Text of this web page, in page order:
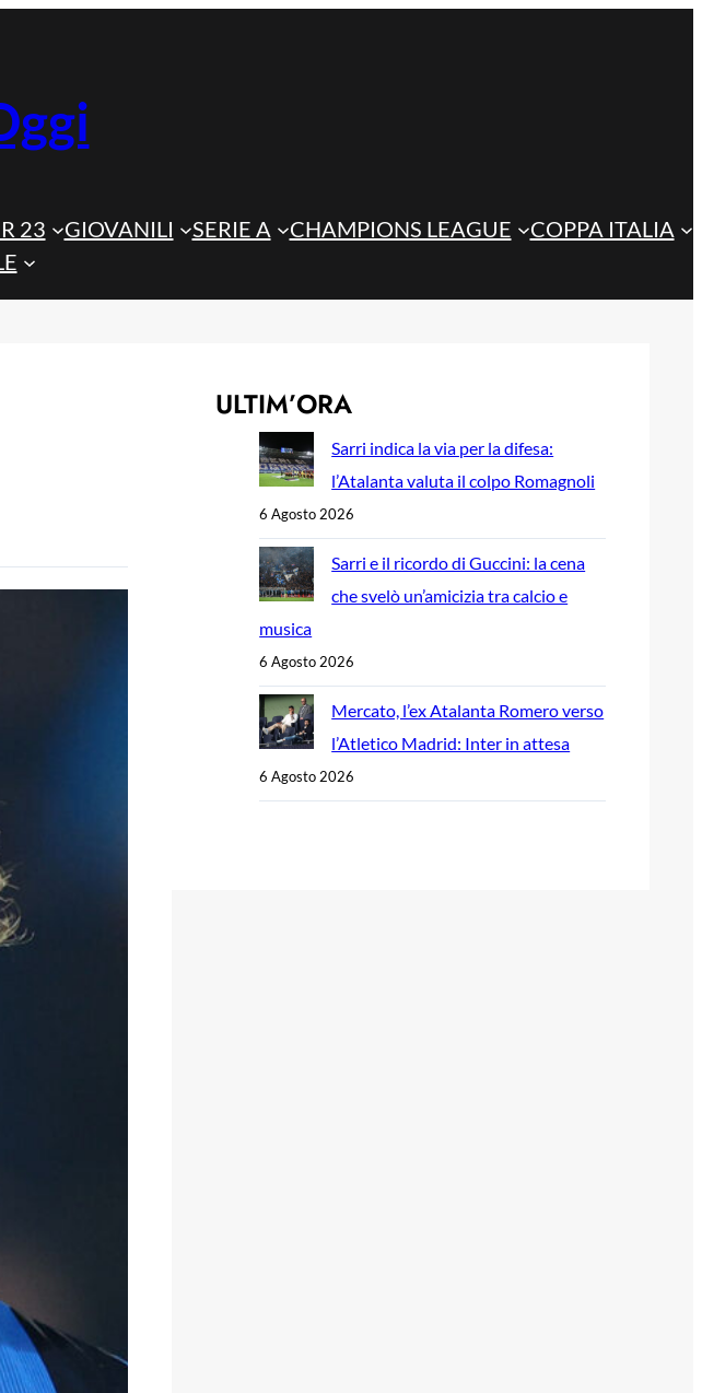
23 GIOVANILI SERIE A CHAMPIONS LEAGUE
COPPA ITALIA
ULTIM’ORA
Sarri indica la via per la difesa:
l’Atalanta valuta il colpo Romagnoli
6 Agosto 2026
Sarri e il ricordo di Guccini: la cena
che svelò un’amicizia tra calcio e
musica
6 Agosto 2026
Mercato, l’ex Atalanta Romero verso
l’Atletico Madrid: Inter in attesa
6 Agosto 2026